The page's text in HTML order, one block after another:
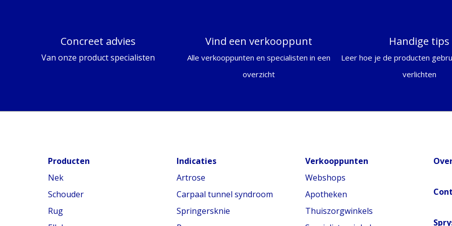
Concreet advies
Van onze product specialisten
Vind een verkooppunt
Alle verkooppunten en specialisten in een
overzicht
Handige tips
Leer hoe je de producten
verlichten
Producten
Nek
Schouder
Rug
Indicaties
Artrose
Carpaal tunnel syndroom
Springersknie
Verkooppunten
Webshops
Apotheken
Thuiszorgwinkels